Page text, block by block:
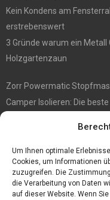
Um Ihnen optimale
Cookies, um Informationen
zuzugreifen. Die
die Verarbeitung von Daten
auf dieser Website. Wenn
Kein Kondens am
erstrebenswert
3 Gründe warum ein
Holzgartenzaun
Zorr Powermatic
Camper Isolieren: Die
Immobilienmakler Gökay
Masterarbeit auf